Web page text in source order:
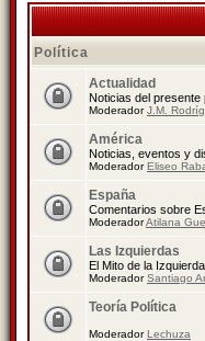
Política
Actualidad
Noticias del presente
ModeradorJ.M.
América
Noticias, eventos y
ModeradorEliseo
España
Comentarios sobre
ModeradorAtilana
Las Izquierdas
El Mito de la
ModeradorSantiago
Teoría Política
ModeradorLechuza